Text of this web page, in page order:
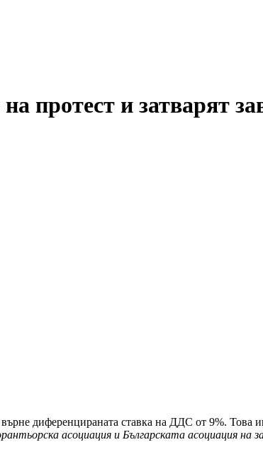
протест и затварят
диференцираната ставка на ДДС от 9%. Това
асоциация и Българската асоциация на